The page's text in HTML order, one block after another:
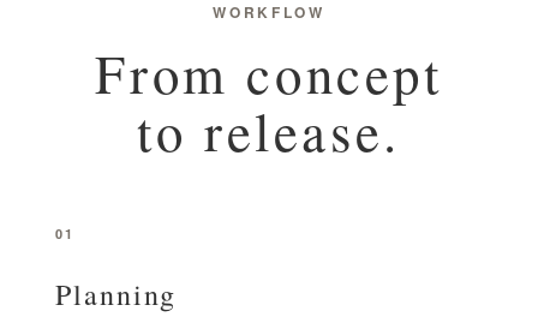
WORKFLOW
From concept
to release.
01
Planning